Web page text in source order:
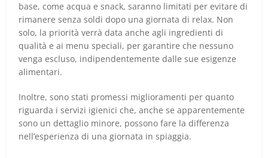
base, come acqua e snack, saranno limitati per evitare di
rimanere senza soldi dopo una giornata di relax. Non
solo, la priorità verrà data anche agli ingredienti di
qualità e ai menu speciali, per garantire che nessuno
venga escluso, indipendentemente dalle sue esigenze
alimentari.
Inoltre, sono stati promessi miglioramenti per quanto
riguarda i servizi igienici che, anche se apparentemente
sono un dettaglio minore, possono fare la differenza
nell’esperienza di una giornata in spiaggia.